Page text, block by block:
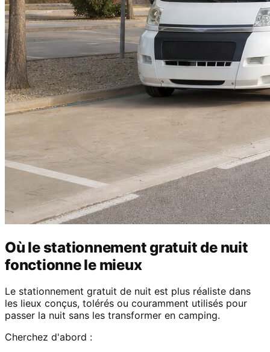
Où le stationnement gratuit de nuit
fonctionne le mieux
Le stationnement gratuit de nuit est plus réaliste dans
les lieux conçus, tolérés ou couramment utilisés pour
passer la nuit sans les transformer en camping.
Cherchez d'abord :